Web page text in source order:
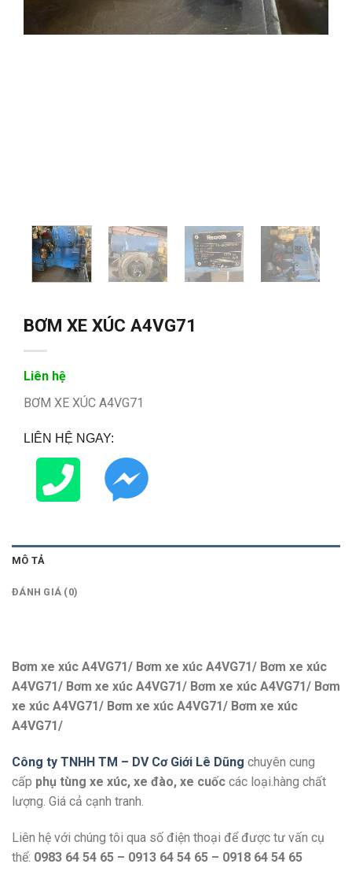
BƠM XE XÚC A4VG71
Liên hệ
BƠM XE XÚC A4VG71
LIÊN HỆ NGAY:
MÔ TẢ
ĐÁNH GIÁ (0)
Bơm xe xúc A4VG71/ Bơm xe xúc A4VG71/ Bơm xe xúc
A4VG71/ Bơm xe xúc A4VG71/ Bơm xe xúc A4VG71/ Bơm
xe xúc A4VG71/ Bơm xe xúc A4VG71/ Bơm xe xúc
A4VG71/
Công ty TNHH TM – DV Cơ Giới Lê Dũng chuyên cung
cấp phụ tùng xe xúc, xe đào, xe cuốc các loại.hàng chất
lượng. Giá cả cạnh tranh.
Liên hệ với chúng tôi qua số điện thoại để được tư vấn cụ
thể: 0983 64 54 65 – 0913 64 54 65 – 0918 64 54 65